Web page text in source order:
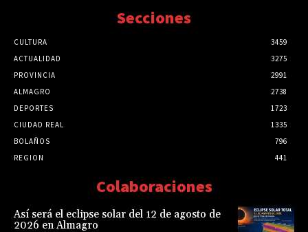
Secciones
CULTURA
3459
ACTUALIDAD
3275
PROVINCIA
2991
ALMAGRO
2738
DEPORTES
1723
CIUDAD REAL
1335
BOLAÑOS
796
REGION
441
Colaboraciones
Así será el eclipse solar del 12 de agosto de
2026 en Almagro